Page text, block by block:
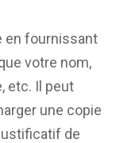
en fournissant
votre nom,
etc. Il peut
une copie
de